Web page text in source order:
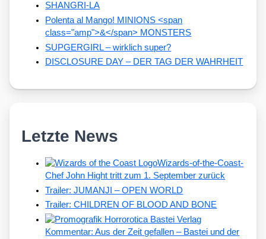
SHANGRI-LA
Polenta al Mango! MINIONS <span
class="amp">&</span> MONSTERS
SUPGERGIRL – wirklich super?
DISCLOSURE DAY – DER TAG DER WAHRHEIT
Letzte News
Wizards-of-the-Coast-
Chef John Hight tritt zum 1. September zurück
Trailer: JUMANJI – OPEN WORLD
Trailer: CHILDREN OF BLOOD AND BONE
Kommentar: Aus der Zeit gefallen – Bastei und der